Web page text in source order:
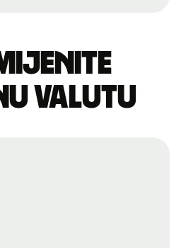
valutu